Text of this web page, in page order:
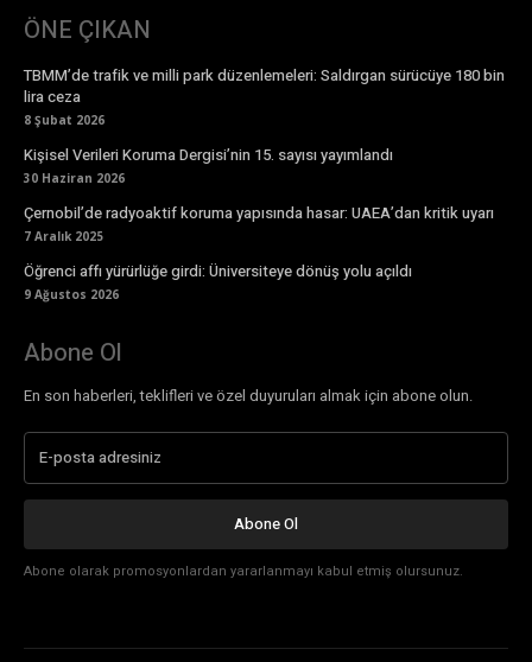
ÖNE ÇIKAN
TBMM’de trafik ve milli park düzenlemeleri: Saldırgan sürücüye 180 bin
lira ceza
8 Şubat 2026
Kişisel Verileri Koruma Dergisi’nin 15. sayısı yayımlandı
30 Haziran 2026
Çernobil’de radyoaktif koruma yapısında hasar: UAEA’dan kritik uyarı
7 Aralık 2025
Öğrenci affı yürürlüğe girdi: Üniversiteye dönüş yolu açıldı
9 Ağustos 2026
Abone Ol
En son haberleri, teklifleri ve özel duyuruları almak için abone olun.
Abone Ol
Abone olarak promosyonlardan yararlanmayı kabul etmiş olursunuz.